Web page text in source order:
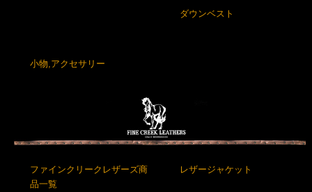
ダウンベスト
小物,アクセサリー
ファインクリークレザーズ商
品一覧
レザージャケット